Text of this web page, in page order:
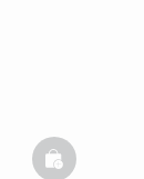
basketfull